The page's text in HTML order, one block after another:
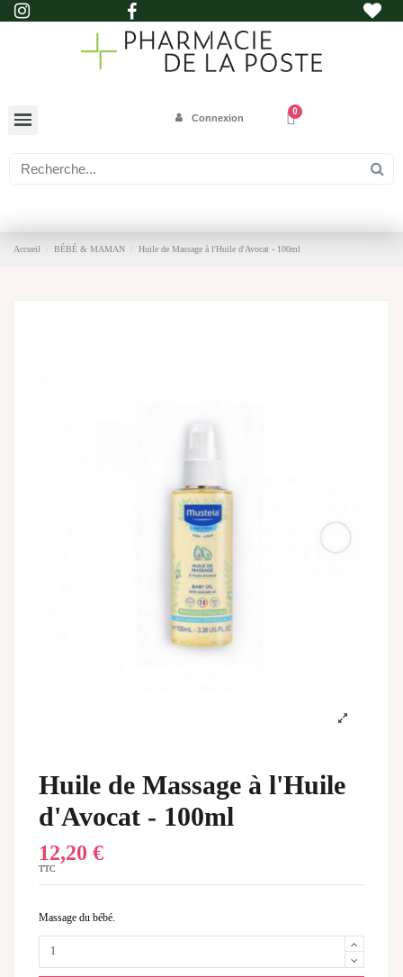
Connexion
Accueil BÉBÉ & MAMAN Huile de Massage à l'Huile d'Avocat - 100ml
Huile de Massage à l'Huile
d'Avocat - 100ml
12,20 €
TTC
Massage du bébé.